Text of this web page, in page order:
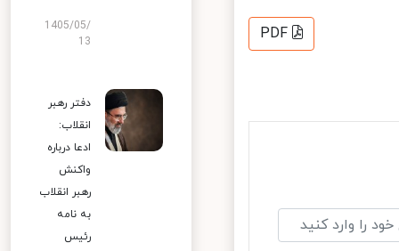
PDF
1405/05/
13
دفتر رهبر
انقلاب:
ادعا درباره
واکنش
رهبر انقلاب
به نامه
رئیس